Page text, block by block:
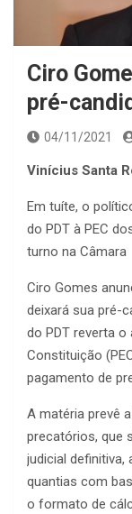
Ciro
pré-
04/11/2021
Vinícius Santa
Em tuíte, o
do PDT à PEC
turno na Câmara
Ciro Gomes
deixará sua pré-
do PDT reverta
Constituição
pagamento de
A matéria prevê
precatórios, que
judicial definitiva,
quantias com
o formato de